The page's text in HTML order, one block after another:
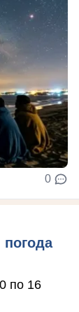
0
погода
по 16